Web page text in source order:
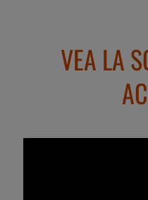
VEA LA